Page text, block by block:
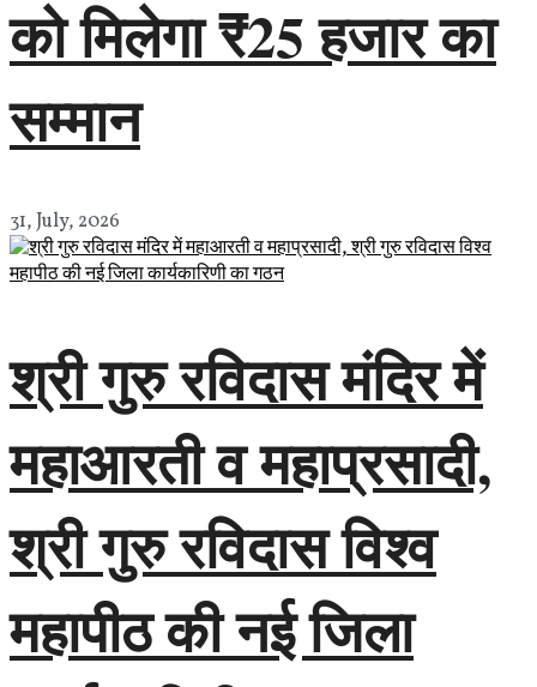
को मिलेगा ₹25 हजार का
सम्मान
31, July, 2026
श्री गुरु रविदास मंदिर में
महाआरती व महाप्रसादी,
श्री गुरु रविदास विश्व
महापीठ की नई जिला